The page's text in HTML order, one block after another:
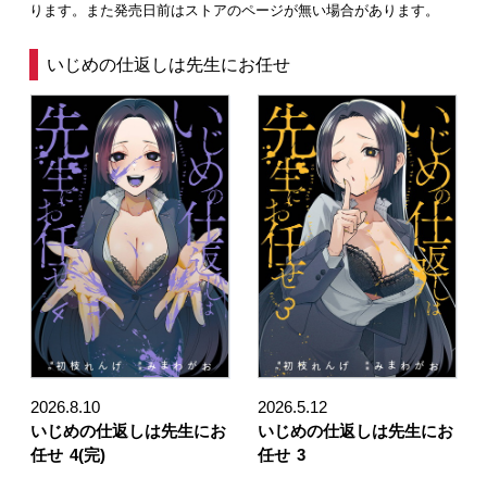
ります。また発売日前はストアのページが無い場合があります。
いじめの仕返しは先生にお任せ
2026.8.10
いじめの仕返しは先生にお
任せ 4(完)
2026.5.12
いじめの仕返しは先生にお
任せ 3